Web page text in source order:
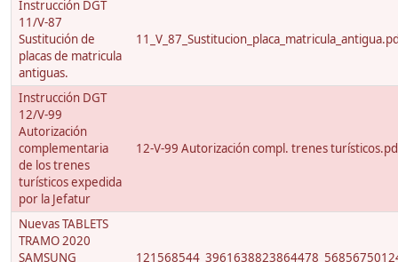
Instrucción DGT
11/V-87
Sustitución de
placas de matricula
antiguas.
Instrucción DGT
12/V-99
Autorización
complementaria
de los trenes
turísticos expedida
por la Jefatur
12-V-99 Autorización compl. trenes
Nuevas TABLETS
TRAMO 2020
SAMSUNG